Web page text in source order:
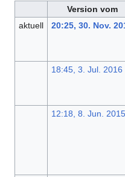
Version vom
aktuell
20:25, 30. Nov.
18:45, 3. Jul. 2016
12:18, 8. Jun. 2015